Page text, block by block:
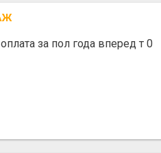
за пол года вперед т 0